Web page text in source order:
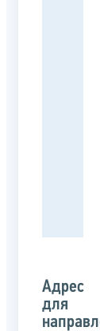
Адрес
для